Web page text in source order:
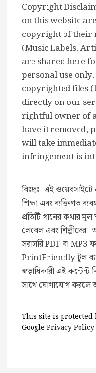
Copyright
on this website
copyright of their
(Music Labels,
are shared here
personal use
copyrighted files
directly on our
rightful owner of
have it removed,
will take
infringement is
বিঃদ্রঃ- এই
শিক্ষা এবং ব্যক্তিগত
প্রতিটি গানের কথার মূল
লেবেল এবং
সরাসরি PDF বা MP3
PrintFriendly টুল
স্বত্বাধিকারী এই
সাথে যোগাযোগ করলে
This site is protected
Google Privacy Policy